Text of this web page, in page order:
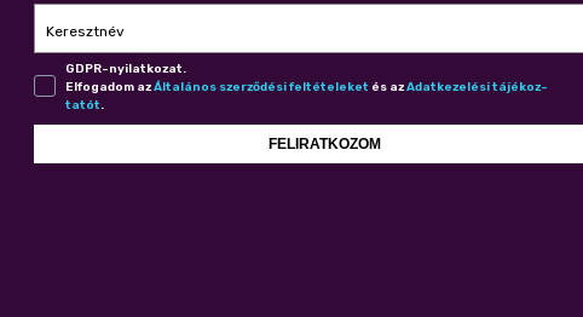
Keresztnév
GDPR-nyilatkozat.
Elfogadom azÁl­ta­lá­nos szer­ző­dé­si fel­té­te­le­ket és azAdat­ke­ze­lé­si tá­jé­koz­
ta­tót.
FELIRATKOZOM